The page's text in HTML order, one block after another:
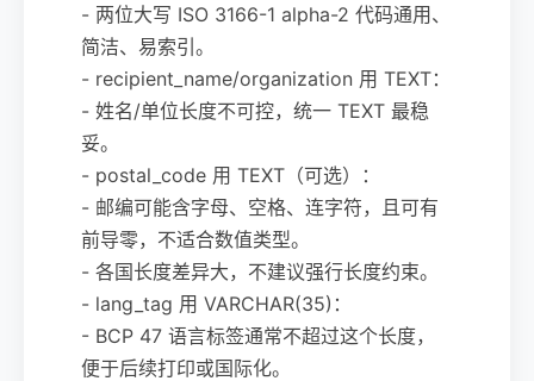
- 两位大写 ISO 3166-1 alpha-2 代码通用、
简洁、易索引。
- recipient_name/organization 用 TEXT：
- 姓名/单位长度不可控，统一 TEXT 最稳
妥。
- postal_code 用 TEXT（可选）：
- 邮编可能含字母、空格、连字符，且可有
前导零，不适合数值类型。
- 各国长度差异大，不建议强行长度约束。
- lang_tag 用 VARCHAR(35)：
- BCP 47 语言标签通常不超过这个长度，
便于后续打印或国际化。